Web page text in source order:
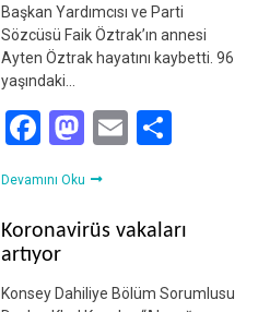
Başkan Yardımcısı ve Parti
Sözcüsü Faik Öztrak’ın annesi
Ayten Öztrak hayatını kaybetti. 96
yaşındaki…
Facebook
Mastodon
Email
Devamını Oku
Koronavirüs vakaları
artıyor
Konsey Dahiliye Bölüm Sorumlusu